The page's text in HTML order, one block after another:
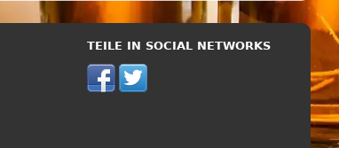
TEILE IN SOCIAL NETWORKS